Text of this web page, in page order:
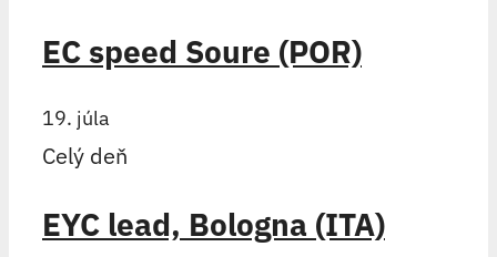
EC speed Soure (POR)
19. júla
Celý deň
EYC lead, Bologna (ITA)